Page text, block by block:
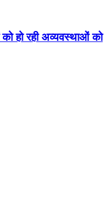
को हो रही अव्यवस्थाओं को